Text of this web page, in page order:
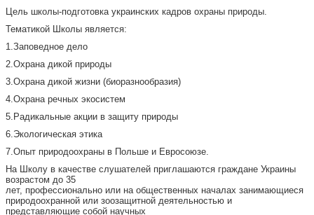
Цель школы-подготовка украинских кадров охраны природы.
Тематикой Школы является:
1.Заповедное дело
2.Охрана дикой природы
3.Охрана дикой жизни (биоразнообразия)
4.Охрана речных экосистем
5.Радикальные акции в защиту природы
6.Экологическая этика
7.Опыт природоохраны в Польше и Евросоюзе.
На Школу в качестве слушателей приглашаются граждане Украины
возрастом до 35
лет, профессионально или на общественных началах занимающиеся
природоохранной или зоозащитной деятельностью и
представляющие собой научных